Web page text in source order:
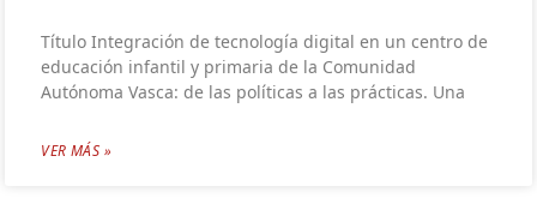
Título Integración de tecnología digital en un centro de
educación infantil y primaria de la Comunidad
Autónoma Vasca: de las políticas a las prácticas. Una
VER MÁS »